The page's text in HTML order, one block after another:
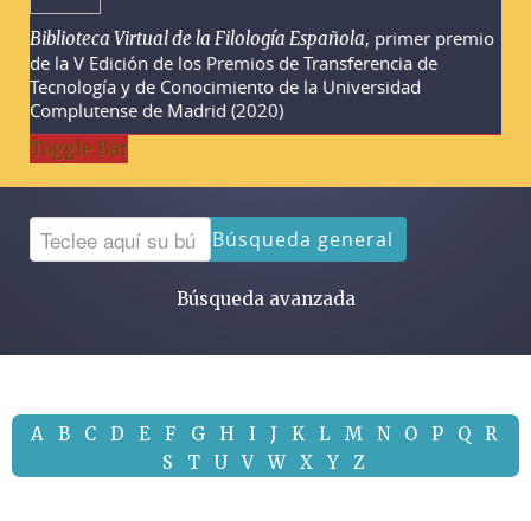
Biblioteca Virtual de la Filología Española, primer premio
de la V Edición de los Premios de Transferencia de
Tecnología y de Conocimiento de la Universidad
Complutense de Madrid (2020)
Toggle Bar
Búsqueda general
Búsqueda avanzada
A B C D E F G H I J K L M N O P Q
R
S
T U V W X Y Z